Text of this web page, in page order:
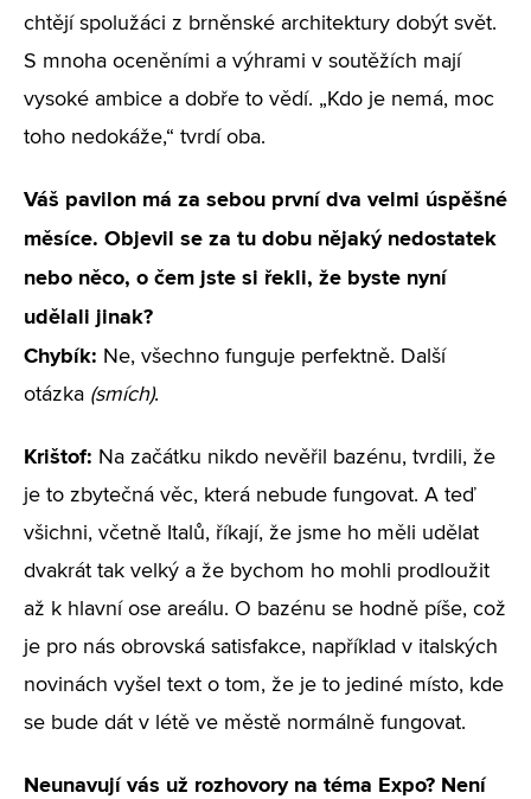
chtějí spolužáci z brněnské architektury dobýt svět.
S mnoha oceněními a výhrami v soutěžích mají
vysoké ambice a dobře to vědí. „Kdo je nemá, moc
toho nedokáže,“ tvrdí oba.
Váš pavilon má za sebou první dva velmi úspěšné
měsíce. Objevil se za tu dobu nějaký nedostatek
nebo něco, o čem jste si řekli, že byste nyní
udělali jinak?
Chybík: Ne, všechno funguje perfektně. Další
otázka (smích).
Krištof: Na začátku nikdo nevěřil bazénu, tvrdili, že
je to zbytečná věc, která nebude fungovat. A teď
všichni, včetně Italů, říkají, že jsme ho měli udělat
dvakrát tak velký a že bychom ho mohli prodloužit
až k hlavní ose areálu. O bazénu se hodně píše, což
je pro nás obrovská satisfakce, například v italských
novinách vyšel text o tom, že je to jediné místo, kde
se bude dát v létě ve městě normálně fungovat.
Neunavují vás už rozhovory na téma Expo? Není